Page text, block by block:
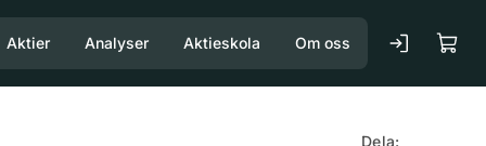
Aktier Analyser Aktieskola Om oss
Dela: